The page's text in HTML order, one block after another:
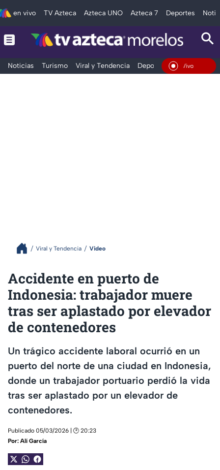
en vivo TV Azteca Azteca UNO Azteca 7 Deportes
Noticias Turismo Viral y Tendencia Deportes Espectáculos
En Vivo
Viral y Tendencia Video
Accidente en puerto de
Indonesia: trabajador muere
tras ser aplastado por elevador
de contenedores
Un trágico accidente laboral ocurrió en un
puerto del norte de una ciudad en Indonesia,
donde un trabajador portuario perdió la vida
tras ser aplastado por un elevador de
contenedores.
Publicado 05/03/2026 | 🕑 20:23
Por: Alí García